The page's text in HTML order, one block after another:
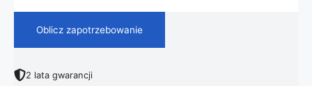
Oblicz zapotrzebowanie
2 lata gwarancji